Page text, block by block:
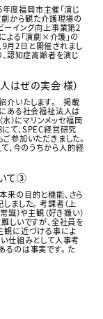
度福岡市主催「演じ
劇から観た介護現場の
ーイング向上事業第2
る「演劇×介護」の
9月2日と開催されまし
認知症高齢者を演じ
はぜの実会 様）
介いたします。 掲載
ある社会福祉法人は
）にマリンメッセ福岡
て、SPEC経営研究
参加いただきました。
、今のうちから人的経
て③
の目的と機能、さら
ました。 考課者（上
識）や主観（好き嫌い）
しいですが、全社員を
観に近づける事によ
仕組みとして人事考
のは事実です。 た